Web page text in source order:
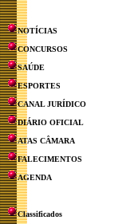
NOTÍCIAS
CONCURSOS
SAÚDE
ESPORTES
CANAL JURÍDICO
DIÁRIO OFICIAL
ATAS CÂMARA
FALECIMENTOS
AGENDA
Classificados